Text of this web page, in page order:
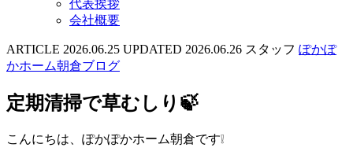
代表挨拶
会社概要
ARTICLE 2026.06.25 UPDATED 2026.06.26 スタッフ ぽかぽ
かホーム朝倉ブログ
定期清掃で草むしり🍃
こんにちは、ぽかぽかホーム朝倉です❕